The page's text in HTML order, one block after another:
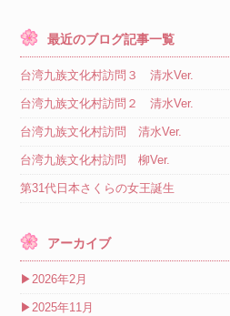
最近のブログ記事一覧
台湾九族文化村訪問３ 清水Ver.
台湾九族文化村訪問２ 清水Ver.
台湾九族文化村訪問 清水Ver.
台湾九族文化村訪問 柳Ver.
第31代日本さくらの女王誕生
アーカイブ
▶2026年2月
▶2025年11月